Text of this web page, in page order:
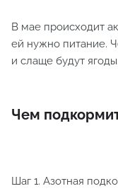
В мае происходит
ей нужно питание.
и слаще будут
Чем
Шаг 1. Азотная